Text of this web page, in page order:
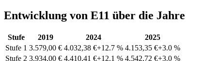
Entwicklung von E11 über die Jahre
Stufe 2019 2024
2025
Stufe 1 3.579,00 € 4.032,38 €+12.7 % 4.153,35 €+3.0 %
Stufe 2 3.934,00 € 4.410,41 €+12.1 % 4.542,72 €+3.0 %